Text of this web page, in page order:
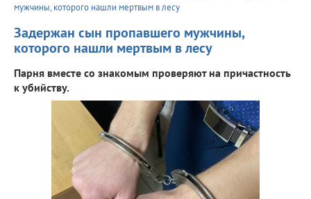
мужчины, которого нашли мертвым в лесу
Задержан сын пропавшего мужчины,
которого нашли мертвым в лесу
Парня вместе со знакомым проверяют на причастность
к убийству.